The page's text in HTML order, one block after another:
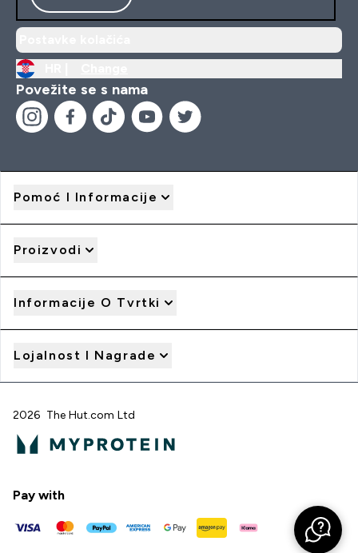
Povežite se s nama
Pomoć I Informacije
Proizvodi
Informacije O Tvrtki
Lojalnost I Nagrade
2026 The Hut.com Ltd
Pay with